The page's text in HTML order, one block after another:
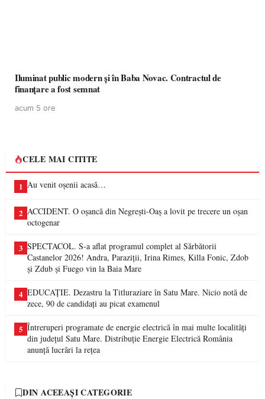
Iluminat public modern și în Baba Novac. Contractul de
finanțare a fost semnat
acum 5 ore
CELE MAI CITITE
1 Au venit oșenii acasă…
2 ACCIDENT. O oșancă din Negrești-Oaș a lovit pe trecere un oșan
octogenar
3 SPECTACOL. S-a aflat programul complet al Sărbătorii
Castanelor 2026! Andra, Paraziții, Irina Rimes, Killa Fonic, Zdob
și Zdub și Fuego vin la Baia Mare
4 EDUCAȚIE. Dezastru la Titluraziare în Satu Mare. Nicio notă de
zece, 90 de candidați au picat examenul
5 Întreruperi programate de energie electrică în mai multe localități
din județul Satu Mare. Distribuție Energie Electrică România
anunță lucrări la rețea
DIN ACEEAȘI CATEGORIE